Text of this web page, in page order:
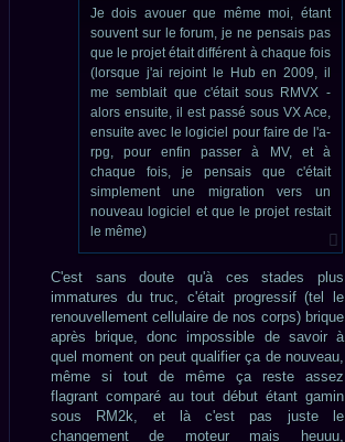
Je dois avouer que même moi, étant
souvent sur le forum, je ne pensais pas
que le projet était différent à chaque fois
(lorsque j'ai rejoint le Hub en 2009, il
me semblait que c'était sous RMVX -
alors ensuite, il est passé sous VX Ace,
ensuite avec le logiciel pour faire de l'a-
rpg, pour enfin passer à MV, et à
chaque fois, je pensais que c'était
simplement une migration vers un
nouveau logiciel et que le projet restait
le même)
C'est sans doute qu'à ces stades plus
immatures du truc, c'était progressif (tel le
renouvellement cellulaire de nos corps) brique
après brique, donc impossible de savoir à
quel moment on peut qualifier ça de nouveau,
même si tout de même ça reste assez
flagrant comparé au tout début étant gamin
sous RM2k, et là c'est pas juste le
changement de moteur mais heuuu,